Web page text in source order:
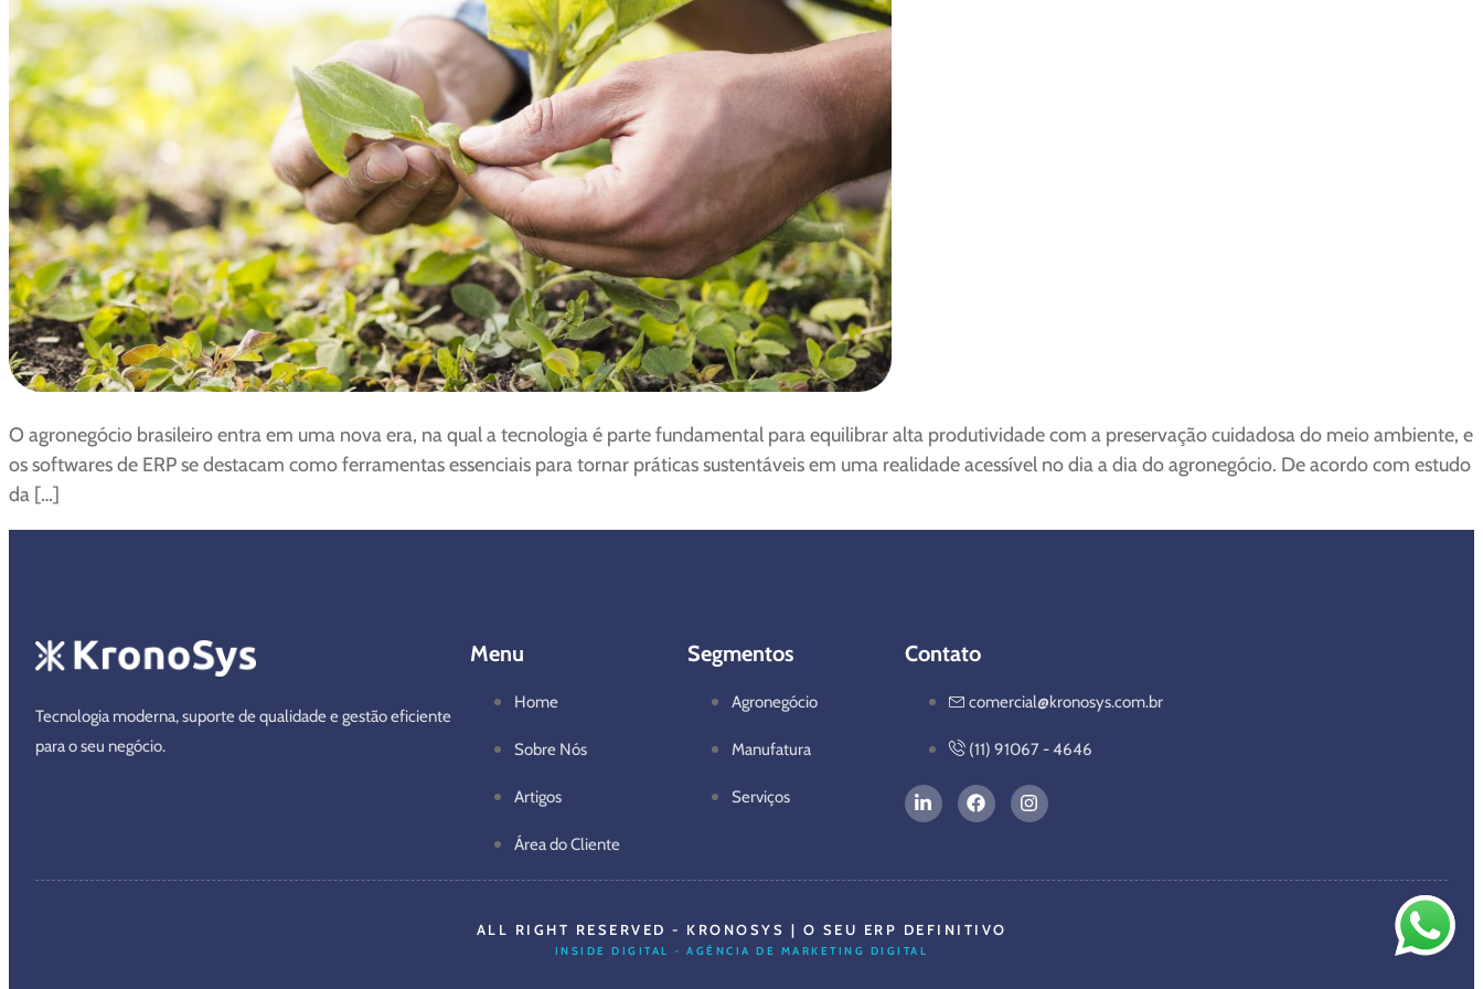
O agronegócio brasileiro entra em uma nova era, na qual a tecnologia é parte fundamental para equilibrar alta produtividade com a preservação cuidadosa do meio ambiente, e
os softwares de ERP se destacam como ferramentas essenciais para tornar práticas sustentáveis em uma realidade acessível no dia a dia do agronegócio. De acordo com estudo
da […]
Tecnologia moderna, suporte de qualidade e gestão eficiente
para o seu negócio.
Menu
Home
Sobre Nós
Artigos
Área do Cliente
Segmentos
Agronegócio
Manufatura
Serviços
Contato
comercial@kronosys.com.br
(11) 91067 - 4646
ALL RIGHT RESERVED - KRONOSYS | O SEU ERP DEFINITIVO
INSIDE DIGITAL - AGÊNCIA DE MARKETING DIGITAL